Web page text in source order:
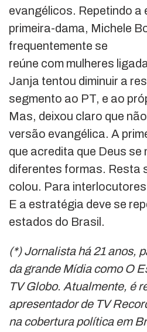
evangélicos. Repetindo a
primeira-dama, Michele
frequentemente se
reúne com mulheres
Janja tentou diminuir a
segmento ao PT, e ao
Mas, deixou claro que
versão evangélica. A
que acredita que Deus se
diferentes formas. Resta
colou. Para
E a estratégia deve se
estados do Brasil.
(*) Jornalista há 21 anos,
da grande Mídia como O
TV Globo. Atualmente, é
apresentador de TV
na cobertura política em